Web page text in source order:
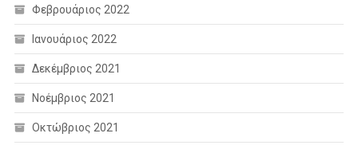
Φεβρουάριος 2022
Ιανουάριος 2022
Δεκέμβριος 2021
Νοέμβριος 2021
Οκτώβριος 2021